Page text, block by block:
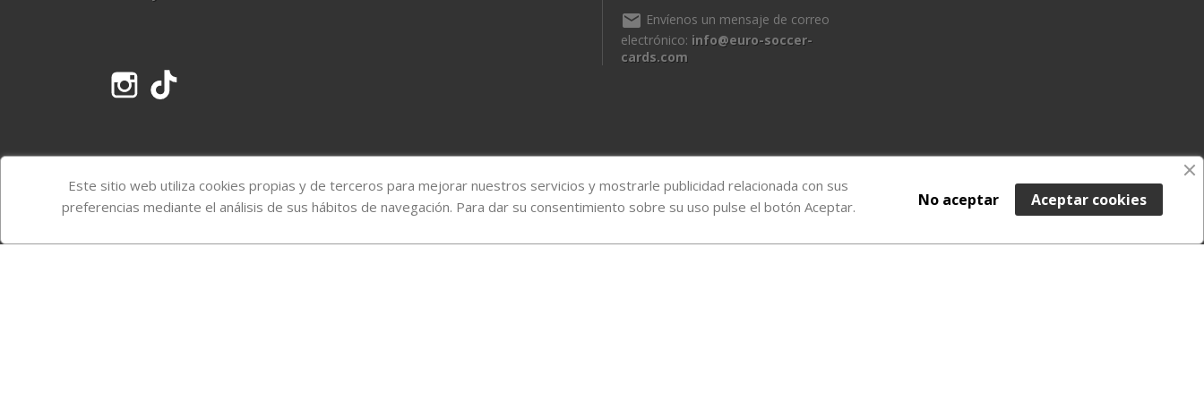
mail Envíenos un mensaje de correo
electrónico: info@euro-soccer-
cards.com
Instagram
Este sitio web utiliza cookies propias y de terceros para mejorar nuestros servicios y mostrarle publicidad relacionada con sus
preferencias mediante el análisis de sus hábitos de navegación. Para dar su consentimiento sobre su uso pulse el botón Aceptar.
Aceptar cookies
No aceptar